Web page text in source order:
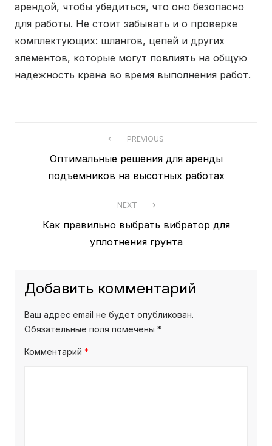
арендой, чтобы убедиться, что оно безопасно
для работы. Не стоит забывать и о проверке
комплектующих: шлангов, цепей и других
элементов, которые могут повлиять на общую
надежность крана во время выполнения работ.
Навигация
PREVIOUS
PreviousОптимальные решения для аренды
подъемников на высотных работах
NEXT
Как правильно выбрать вибратор для
уплотнения грунта
Добавить комментарий
Ваш адрес email не будет опубликован.
Обязательные поля помечены *
Комментарий *